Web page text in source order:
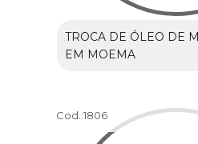
TROCA DE ÓLEO DE
EM MOEMA
Cod.:1806